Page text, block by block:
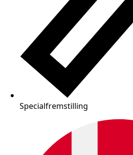
Specialfremstilling